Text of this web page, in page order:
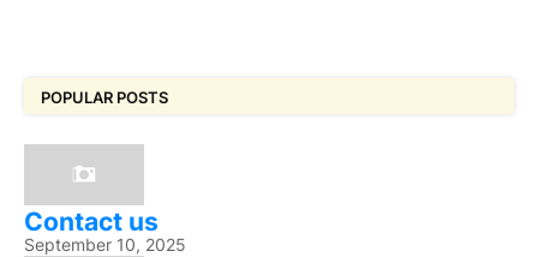
POPULAR POSTS
Contact us
September 10, 2025